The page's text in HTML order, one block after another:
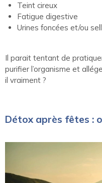
Teint cireux
Fatigue digestive
Urines foncées et/ou
Il parait tentant de
purifier l’organisme et
il vraiment ?
Détox après fêtes :